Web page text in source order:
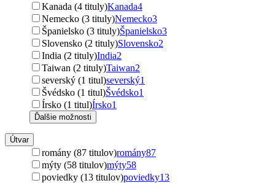
Kanada (4 tituly)Kanada4
Nemecko (3 tituly)Nemecko3
Španielsko (3 tituly)Španielsko3
Slovensko (2 tituly)Slovensko2
India (2 tituly)India2
Taiwan (2 tituly)Taiwan2
severský (1 titul)severský1
Švédsko (1 titul)Švédsko1
Írsko (1 titul)Írsko1
Ďalšie možnosti
Útvar
romány (87 titulov)romány87
mýty (58 titulov)mýty58
poviedky (13 titulov)poviedky13